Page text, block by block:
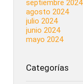
septiembre 2024
agosto 2024
julio 2024
junio 2024
mayo 2024
Categorías